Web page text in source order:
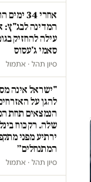
אחרי 34
המדינה לבג"ץ:
עילה להחזיק
סאמי ג'עסוס
סיון תהל · אתמול
"ישראל אינה
להגן על
הנמצאים תחת
שלה. רק כוח
ירתיע מפני
המתנחלים״
סיון תהל · אתמול